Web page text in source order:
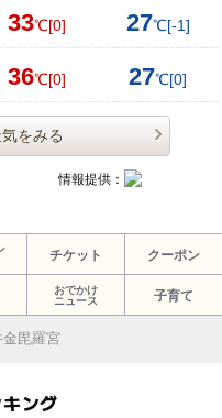
33℃[0] 27℃[-1]
36℃[0] 27℃[0]
をみる
情報提供：
チケット クーポン
おでかけ
ニュース
子育て
金毘羅宮
ング